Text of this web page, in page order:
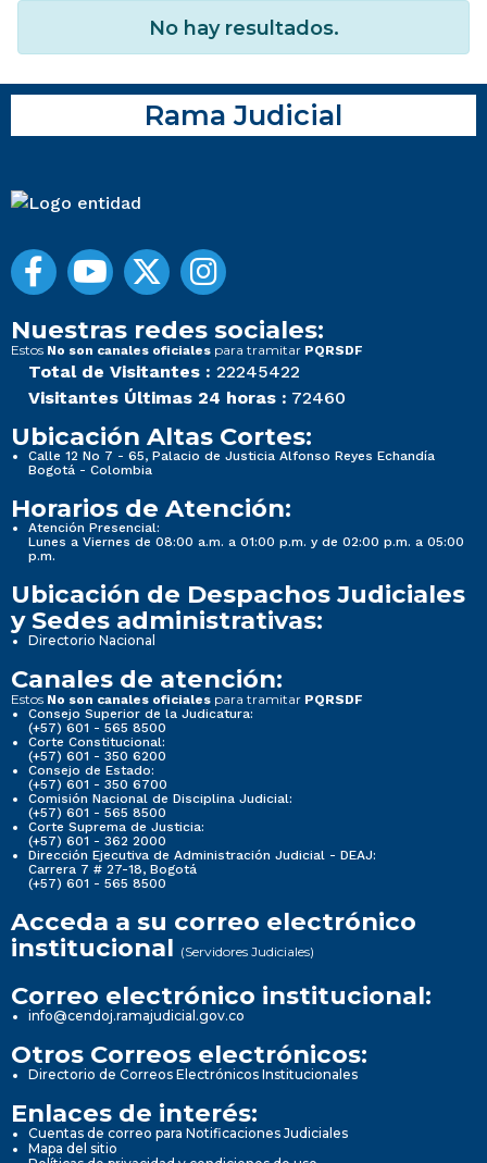
No hay resultados.
Rama Judicial
Nuestras redes sociales:
Estos No son canales oficiales para tramitar PQRSDF
Total de Visitantes : 22245422
Visitantes Últimas 24 horas : 72460
Ubicación Altas Cortes:
Calle 12 No 7 - 65, Palacio de Justicia Alfonso Reyes Echandía
Bogotá - Colombia
Horarios de Atención:
Atención Presencial:
Lunes a Viernes de 08:00 a.m. a 01:00 p.m. y de 02:00 p.m. a 05:00
p.m.
Ubicación de Despachos Judiciales
y Sedes administrativas:
Directorio Nacional
Canales de atención:
Estos No son canales oficiales para tramitar PQRSDF
Consejo Superior de la Judicatura:
(+57) 601 - 565 8500
Corte Constitucional:
(+57) 601 - 350 6200
Consejo de Estado:
(+57) 601 - 350 6700
Comisión Nacional de Disciplina Judicial:
(+57) 601 - 565 8500
Corte Suprema de Justicia:
(+57) 601 - 362 2000
Dirección Ejecutiva de Administración Judicial - DEAJ:
Carrera 7 # 27-18, Bogotá
(+57) 601 - 565 8500
Acceda a su correo electrónico
institucional (Servidores Judiciales)
Correo electrónico institucional:
info@cendoj.ramajudicial.gov.co
Otros Correos electrónicos:
Directorio de Correos Electrónicos Institucionales
Enlaces de interés:
Cuentas de correo para Notificaciones Judiciales
Mapa del sitio